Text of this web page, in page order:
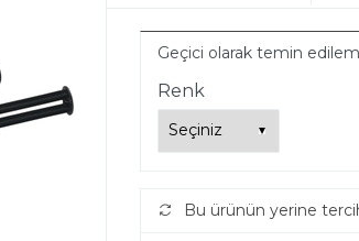
Geçici olarak temin
Renk
Bu ürünün yerine